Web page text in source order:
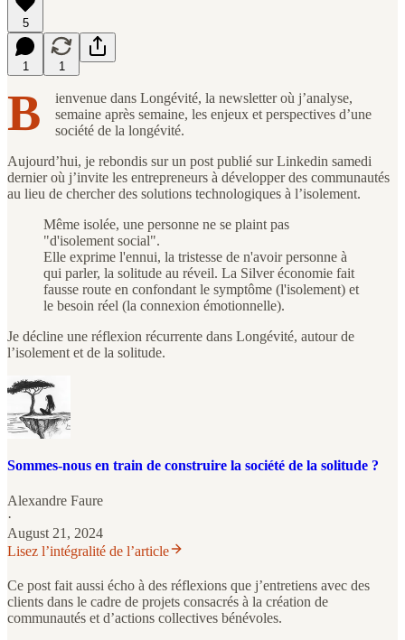
5
1 1
B
ienvenue dans Longévité, la newsletter où j’analyse,
semaine après semaine, les enjeux et perspectives d’une
société de la longévité.
Aujourd’hui, je rebondis sur un post publié sur Linkedin samedi
dernier où j’invite les entrepreneurs à développer des communautés
au lieu de chercher des solutions technologiques à l’isolement.
Même isolée, une personne ne se plaint pas
"d'isolement social".
Elle exprime l'ennui, la tristesse de n'avoir personne à
qui parler, la solitude au réveil. La Silver économie fait
fausse route en confondant le symptôme (l'isolement) et
le besoin réel (la connexion émotionnelle).
Je décline une réflexion récurrente dans Longévité, autour de
l’isolement et de la solitude.
Sommes-nous en train de construire la société de la solitude ?
Alexandre Faure
·
August 21, 2024
Lisez l’intégralité de l’article
Ce post fait aussi écho à des réflexions que j’entretiens avec des
clients dans le cadre de projets consacrés à la création de
communautés et d’actions collectives bénévoles.